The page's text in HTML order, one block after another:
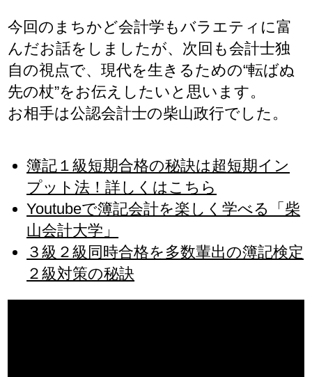
今回のまちかど会計学もバラエティに富
んだお話をしましたが、次回も会計士独
自の視点で、現代を生きるための“転ばぬ
先の杖”をお伝えしたいと思います。
お相手は公認会計士の柴山政行でした。
簿記１級短期合格の秘訣は超短期イン
プット法！詳しくはこちら
Youtubeで簿記会計を楽しく学べる「柴
山会計大学」
３級２級同時合格を多数輩出の簿記検定
２級対策の秘訣